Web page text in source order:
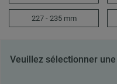
227 - 235 mm
Veuillez sélectionner